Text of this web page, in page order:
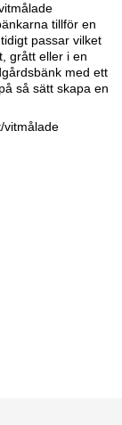
tillför en
passar vilket
grått eller i en
med ett
så sätt skapa en
vitmålade